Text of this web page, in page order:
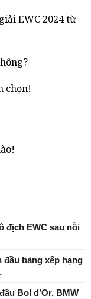
EWC 2024 từ
chọn!
địch EWC sau nỗi
đầu bảng xếp hạng
Bol d’Or, BMW